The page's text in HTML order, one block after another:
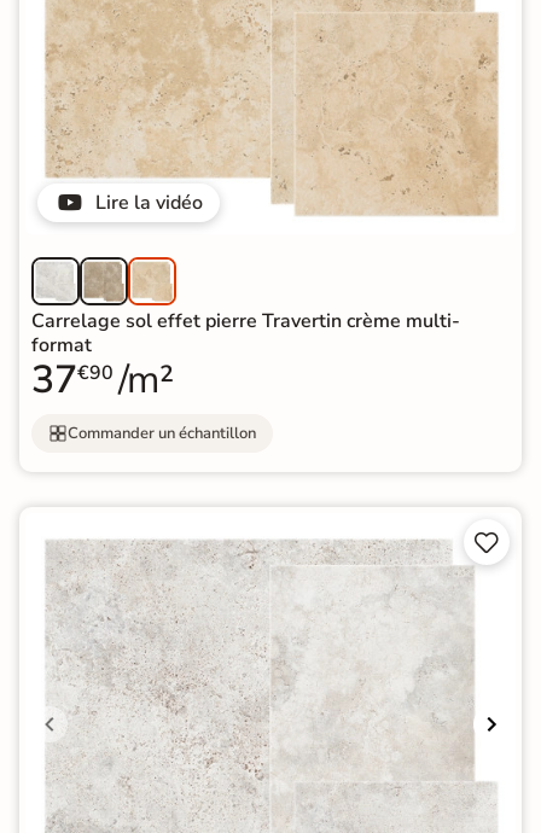
Lire la vidéo
Carrelage sol effet pierre Travertin crème multi-
format
37€90 /m²
Commander un échantillon

